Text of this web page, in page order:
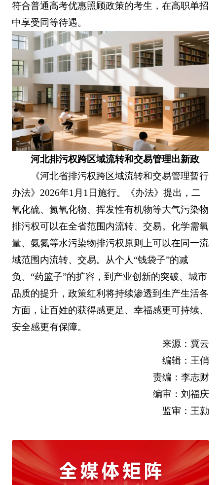
符合普通高考优惠照顾政策的考生，在高职单招
中享受同等待遇。
河北排污权跨区域流转和交易管理出新政
《河北省排污权跨区域流转和交易管理暂行
办法》2026年1月1日施行。《办法》提出，二
氧化硫、氮氧化物、挥发性有机物等大气污染物
排污权可以在全省范围内流转、交易。化学需氧
量、氨氮等水污染物排污权原则上可以在同一流
域范围内流转、交易。
从个人“钱袋子”的减
负、“药篮子”的扩容，到产业创新的突破、城市
品质的提升，政策红利将持续渗透到生产生活各
方面，让百姓的获得感更足、幸福感更可持续、
安全感更有保障。
来源：冀云
编辑：王俏
责编：李志财
编审：刘福庆
监审：王勍